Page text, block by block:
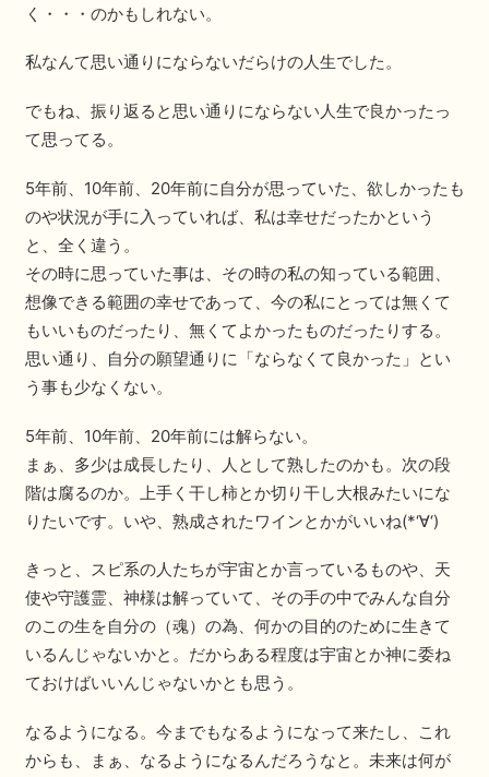
く・・・のかもしれない。
私なんて思い通りにならないだらけの人生でした。
でもね、振り返ると思い通りにならない人生で良かったっ
て思ってる。
5年前、10年前、20年前に自分が思っていた、欲しかったも
のや状況が手に入っていれば、私は幸せだったかという
と、全く違う。
その時に思っていた事は、その時の私の知っている範囲、
想像できる範囲の幸せであって、今の私にとっては無くて
もいいものだったり、無くてよかったものだったりする。
思い通り、自分の願望通りに「ならなくて良かった」とい
う事も少なくない。
5年前、10年前、20年前には解らない。
まぁ、多少は成長したり、人として熟したのかも。次の段
階は腐るのか。上手く干し柿とか切り干し大根みたいにな
りたいです。いや、熟成されたワインとかがいいね(*‘∀‘)
きっと、スピ系の人たちが宇宙とか言っているものや、天
使や守護霊、神様は解っていて、その手の中でみんな自分
のこの生を自分の（魂）の為、何かの目的のために生きて
いるんじゃないかと。だからある程度は宇宙とか神に委ね
ておけばいいんじゃないかとも思う。
なるようになる。今までもなるようになって来たし、これ
からも、まぁ、なるようになるんだろうなと。未来は何が